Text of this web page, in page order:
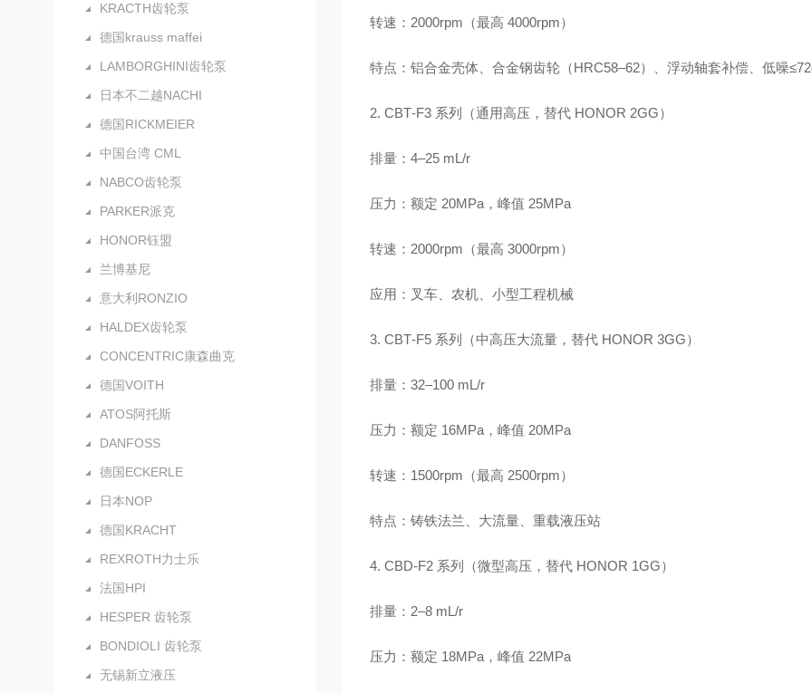
KRACTH齿轮泵
德国krauss maffei
LAMBORGHINI齿轮泵
日本不二越NACHI
德国RICKMEIER
中国台湾 CML
NABCO齿轮泵
PARKER派克
HONOR钰盟
兰博基尼
意大利RONZIO
HALDEX齿轮泵
CONCENTRIC康森曲克
德国VOITH
ATOS阿托斯
DANFOSS
德国ECKERLE
日本NOP
德国KRACHT
REXROTH力士乐
法国HPI
HESPER 齿轮泵
BONDIOLI 齿轮泵
无锡新立液压
转速：2000rpm（最高 4000rpm）
特点：铝合金壳体、合金钢齿轮（HRC58–62）、浮动轴套补偿、低噪
2. CBT‑F3 系列（通用高压，替代 HONOR 2GG）
排量：4–25 mL/r
压力：额定 20MPa，峰值 25MPa
转速：2000rpm（最高 3000rpm）
应用：叉车、农机、小型工程机械
3. CBT‑F5 系列（中高压大流量，替代 HONOR 3GG）
排量：32–100 mL/r
压力：额定 16MPa，峰值 20MPa
转速：1500rpm（最高 2500rpm）
特点：铸铁法兰、大流量、重载液压站
4. CBD‑F2 系列（微型高压，替代 HONOR 1GG）
排量：2–8 mL/r
压力：额定 18MPa，峰值 22MPa